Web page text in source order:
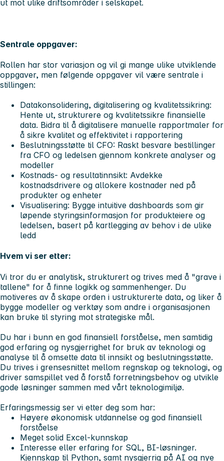
ut mot ulike driftsområder i selskapet.
Sentrale oppgaver:
Rollen har stor variasjon og vil gi mange ulike utviklende
oppgaver, men følgende oppgaver vil være sentrale i
stillingen:
Datakonsolidering, digitalisering og kvalitetssikring:
Hente ut, strukturere og kvalitetssikre finansielle
data. Bidra til å digitalisere manuelle rapportmaler for
å sikre kvalitet og effektivitet i rapportering
Beslutningsstøtte til CFO: Raskt besvare bestillinger
fra CFO og ledelsen gjennom konkrete analyser og
modeller
Kostnads- og resultatinnsikt: Avdekke
kostnadsdrivere og allokere kostnader ned på
produkter og enheter
Visualisering: Bygge intuitive dashboards som gir
løpende styringsinformasjon for produkteiere og
ledelsen, basert på kartlegging av behov i de ulike
ledd
Hvem vi ser etter:
Vi tror du er analytisk, strukturert og trives med å "grave i
tallene" for å finne logikk og sammenhenger. Du
motiveres av å skape orden i ustrukturerte data, og liker å
bygge modeller og verktøy som andre i organisasjonen
kan bruke til styring mot strategiske mål.
Du har i bunn en god finansiell forståelse, men samtidig
god erfaring og nysgjerrighet for bruk av teknologi og
analyse til å omsette data til innsikt og beslutningsstøtte.
Du trives i grensesnittet mellom regnskap og teknologi, og
driver samspillet ved å forstå forretningsbehov og utvikle
gode løsninger sammen med vårt teknologimiljø.
Erfaringsmessig ser vi etter deg som har:
Høyere økonomisk utdannelse og god finansiell
forståelse
Meget solid Excel-kunnskap
Interesse eller erfaring for SQL, BI-løsninger.
Kjennskap til Python, samt nysgjerrig på AI og nye